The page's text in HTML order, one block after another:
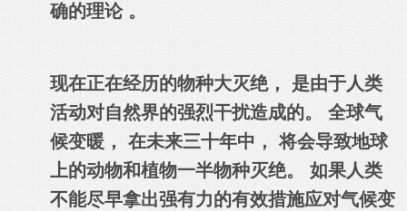
确的理论 。
现在正在经历的物种大灭绝， 是由于人类
活动对自然界的强烈干扰造成的。 全球气
候变暖， 在未来三十年中， 将会导致地球
上的动物和植物一半物种灭绝。 如果人类
不能尽早拿出强有力的有效措施应对气候变